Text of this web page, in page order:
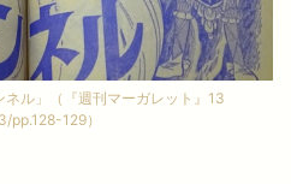
ル」（『週刊マーガレット』13
pp.128-129）